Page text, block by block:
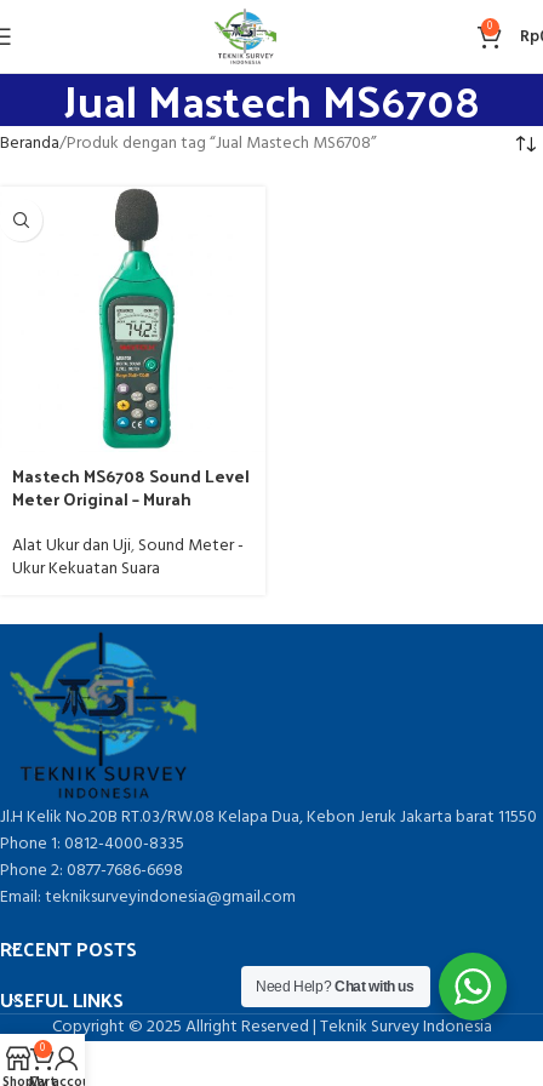
0 Rp
Jual Mastech MS6708
Beranda Produk dengan tag “Jual Mastech MS6708”
Mastech MS6708 Sound Level
Meter Original – Murah
Alat Ukur dan Uji,Sound Meter -
Ukur Kekuatan Suara
Jl.H Kelik No.20B RT.03/RW.08 Kelapa Dua, Kebon Jeruk Jakarta barat 11550
Phone 1: 0812-4000-8335
Phone 2: 0877-7686-6698
Email: tekniksurveyindonesia@gmail.com
RECENT POSTS
USEFUL LINKS
Copyright © 2025 Allright Reserved | Teknik Survey Indonesia
Need Help?Chat with us
0